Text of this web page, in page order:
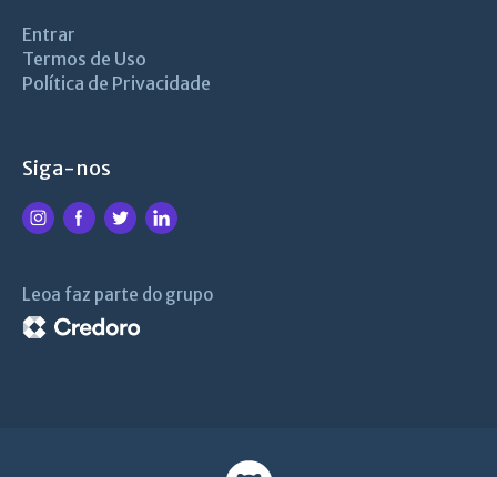
Entrar
Termos de Uso
Política de Privacidade
Siga-nos
Leoa faz parte do grupo